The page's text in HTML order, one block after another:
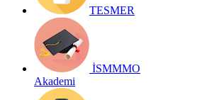
TESMER
İSMMMO
Akademi